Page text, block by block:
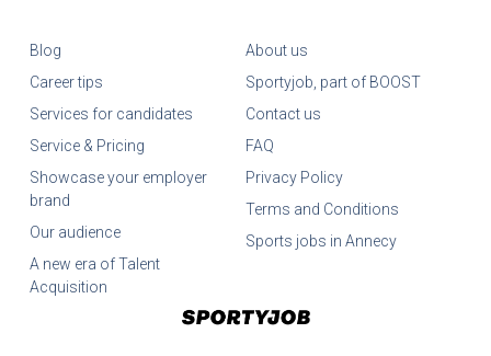
Blog
Career tips
Services for candidates
Service & Pricing
Showcase your employer
brand
Our audience
A new era of Talent
Acquisition
About us
Sportyjob, part of BOOST
Contact us
FAQ
Privacy Policy
Terms and Conditions
Sports jobs in Annecy